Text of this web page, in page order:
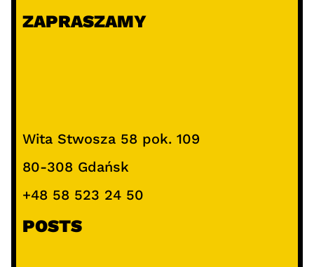
ZAPRASZAMY
Wita Stwosza 58 pok. 109
80-308 Gdańsk
+48 58 523 24 50
POSTS